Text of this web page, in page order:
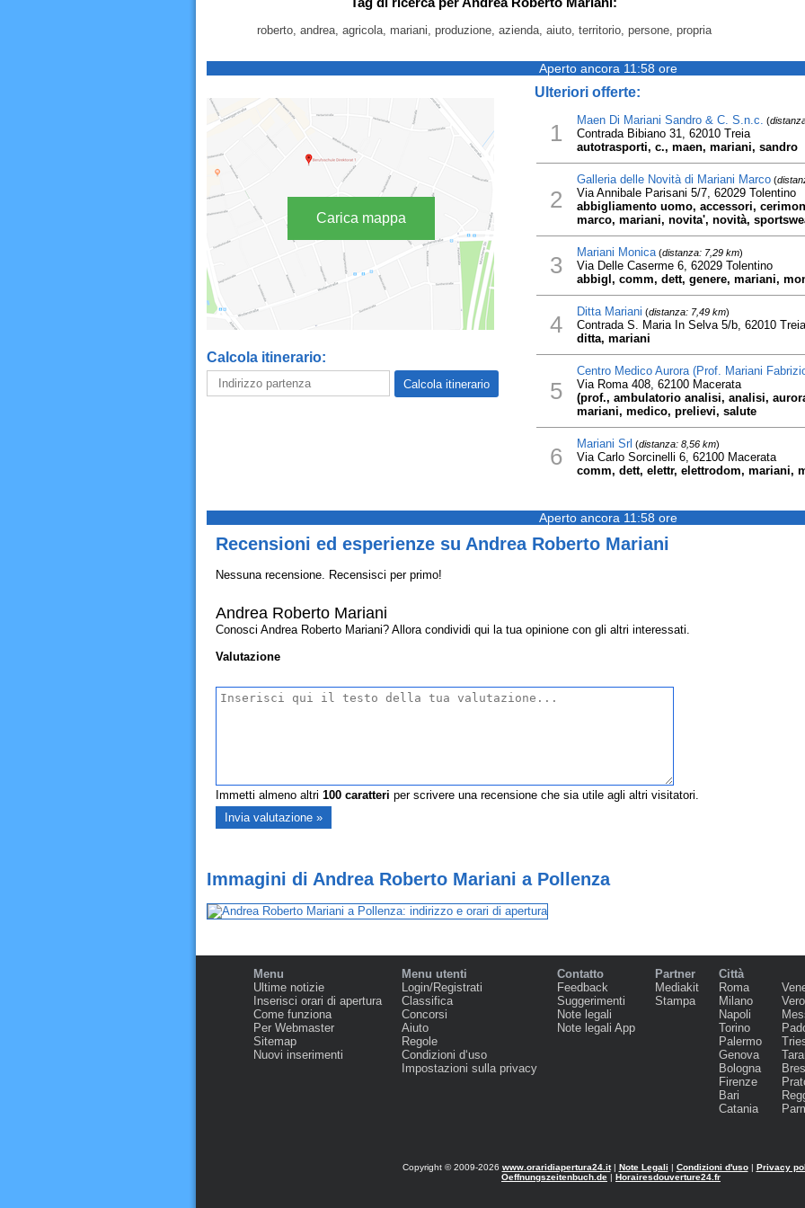
roberto, andrea, agricola, mariani, produzione, azienda, aiuto, territorio, persone, propria
Aperto ancora 11:58 ore
Carica mappa
Calcola itinerario:
Ulteriori offerte:
1 Maen Di Mariani Sandro & C. S.n.c. (
Contrada Bibiano 31, 62010 Treia
autotrasporti, c., maen, mariani, sandro
2
Galleria delle Novità di Mariani Marco(
Via Annibale Parisani 5/7, 62029 Tolentino
abbigliamento uomo, accessori,
marco, mariani, novita', novità,
3 Mariani Monica(distanza: 7,29 km)
Via Delle Caserme 6, 62029 Tolentino
abbigl, comm, dett, genere, mariani,
4 Ditta Mariani (distanza: 7,49 km)
Contrada S. Maria In Selva 5/b, 62010 Treia
ditta, mariani
5
Centro Medico Aurora (Prof. Mariani
Via Roma 408, 62100 Macerata
(prof., ambulatorio analisi, analisi,
mariani, medico, prelievi, salute
6 Mariani Srl (distanza: 8,56 km)
Via Carlo Sorcinelli 6, 62100 Macerata
comm, dett, elettr, elettrodom, mariani,
Aperto ancora 11:58 ore
Recensioni ed esperienze su Andrea Roberto Mariani
Nessuna recensione. Recensisci per primo!
Andrea Roberto Mariani
Conosci Andrea Roberto Mariani? Allora condividi qui la tua opinione con gli altri interessati.
Valutazione
Immetti almeno altri 100caratteri per scrivere una recensione che sia utile agli altri visitatori.
Immagini di Andrea Roberto Mariani a Pollenza
Menu
Ultime notizie
Inserisci orari di apertura
Come funziona
Per Webmaster
Sitemap
Nuovi inserimenti
Menu utenti
Login/Registrati
Classifica
Concorsi
Aiuto
Regole
Condizioni d‘uso
Impostazioni sulla privacy
Contatto
Feedback
Suggerimenti
Note legali
Note legali App
Partner
Mediakit
Stampa
Città
Roma
Milano
Napoli
Torino
Palermo
Genova
Bologna
Firenze
Bari
Catania
Copyright © 2009-2026 www.oraridiapertura24.it| Note Legali | Condizioni d'uso| Privacy
Oeffnungszeitenbuch.de | Horairesdouverture24.fr